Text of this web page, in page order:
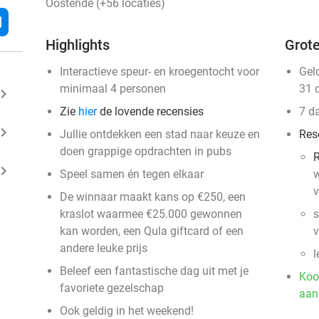
keyboard_arrow_right
keyboard_arrow_right
keyboard_arrow_right
Oostende (+56 locaties)
Highlights
Interactieve speur- en kroegentocht voor
minimaal 4 personen
Zie hierde lovende recensies
Jullie ontdekken een stad naar keuze en
doen grappige opdrachten in pubs
Speel samen én tegen elkaar
De winnaar maakt kans op €250, een
kraslot waarmee €25.000 gewonnen
kan worden, een Qula giftcard of een
andere leuke prijs
Beleef een fantastische dag uit met je
favoriete gezelschap
Ook geldig in het weekend!
31
7